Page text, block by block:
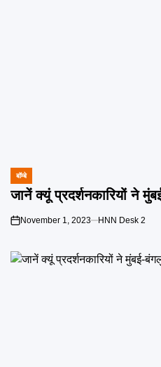
POSTED
IN
बॉम्बे
जानें क्यूं प्रदर्शनकारियों ने
on
November 1, 2023 HNN Desk 2